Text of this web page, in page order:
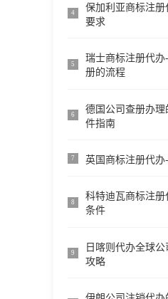
4
保加利亚商标注
要求
5
瑞士商标注册代
册的流程
6
德国公司查册办
件指南
7 英国商标注册代办
8
科特迪瓦商标注
条件
9
日喀则代办全球
攻略